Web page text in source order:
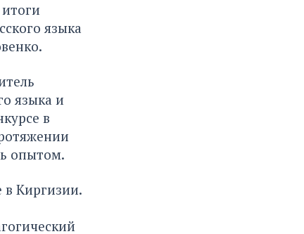
языка
языка и
в
опытом.
в Киргизии.